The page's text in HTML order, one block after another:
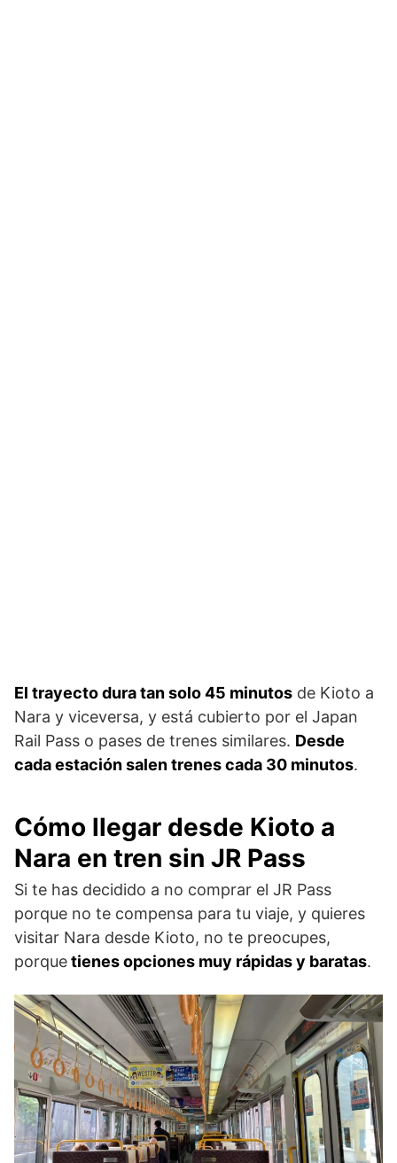
El trayecto dura tan solo 45 minutos de Kioto a
Nara y viceversa, y está cubierto por el Japan
Rail Pass o pases de trenes similares. Desde
cada estación salen trenes cada 30 minutos.
Cómo llegar desde Kioto a
Nara en tren sin JR Pass
Si te has decidido a no comprar el JR Pass
porque no te compensa para tu viaje, y quieres
visitar Nara desde Kioto, no te preocupes,
porquetienes opciones muy rápidas y baratas.